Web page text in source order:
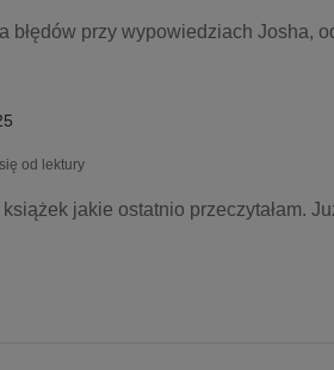
błędów przy wypowiedziach Josha,
od lektury
jakie ostatnio przeczytałam.